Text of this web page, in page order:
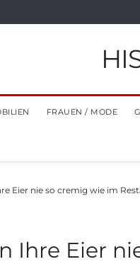
FRAUEN / MODE
Eier nie so cremig wie im
Ihre Eier